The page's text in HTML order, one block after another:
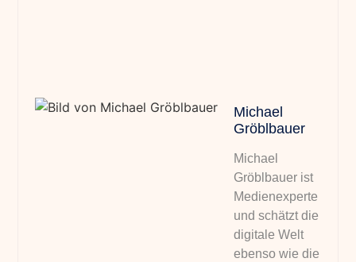
Michael
Gröblbauer
Michael
Gröblbauer ist
Medienexperte
und schätzt die
digitale Welt
ebenso wie die